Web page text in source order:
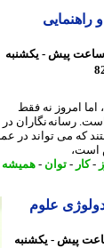
پیش - یکشنبه
نه فقط
نگاران در
تواند در عمر
-توان- همیشه
علوم
پیش - یکشنبه